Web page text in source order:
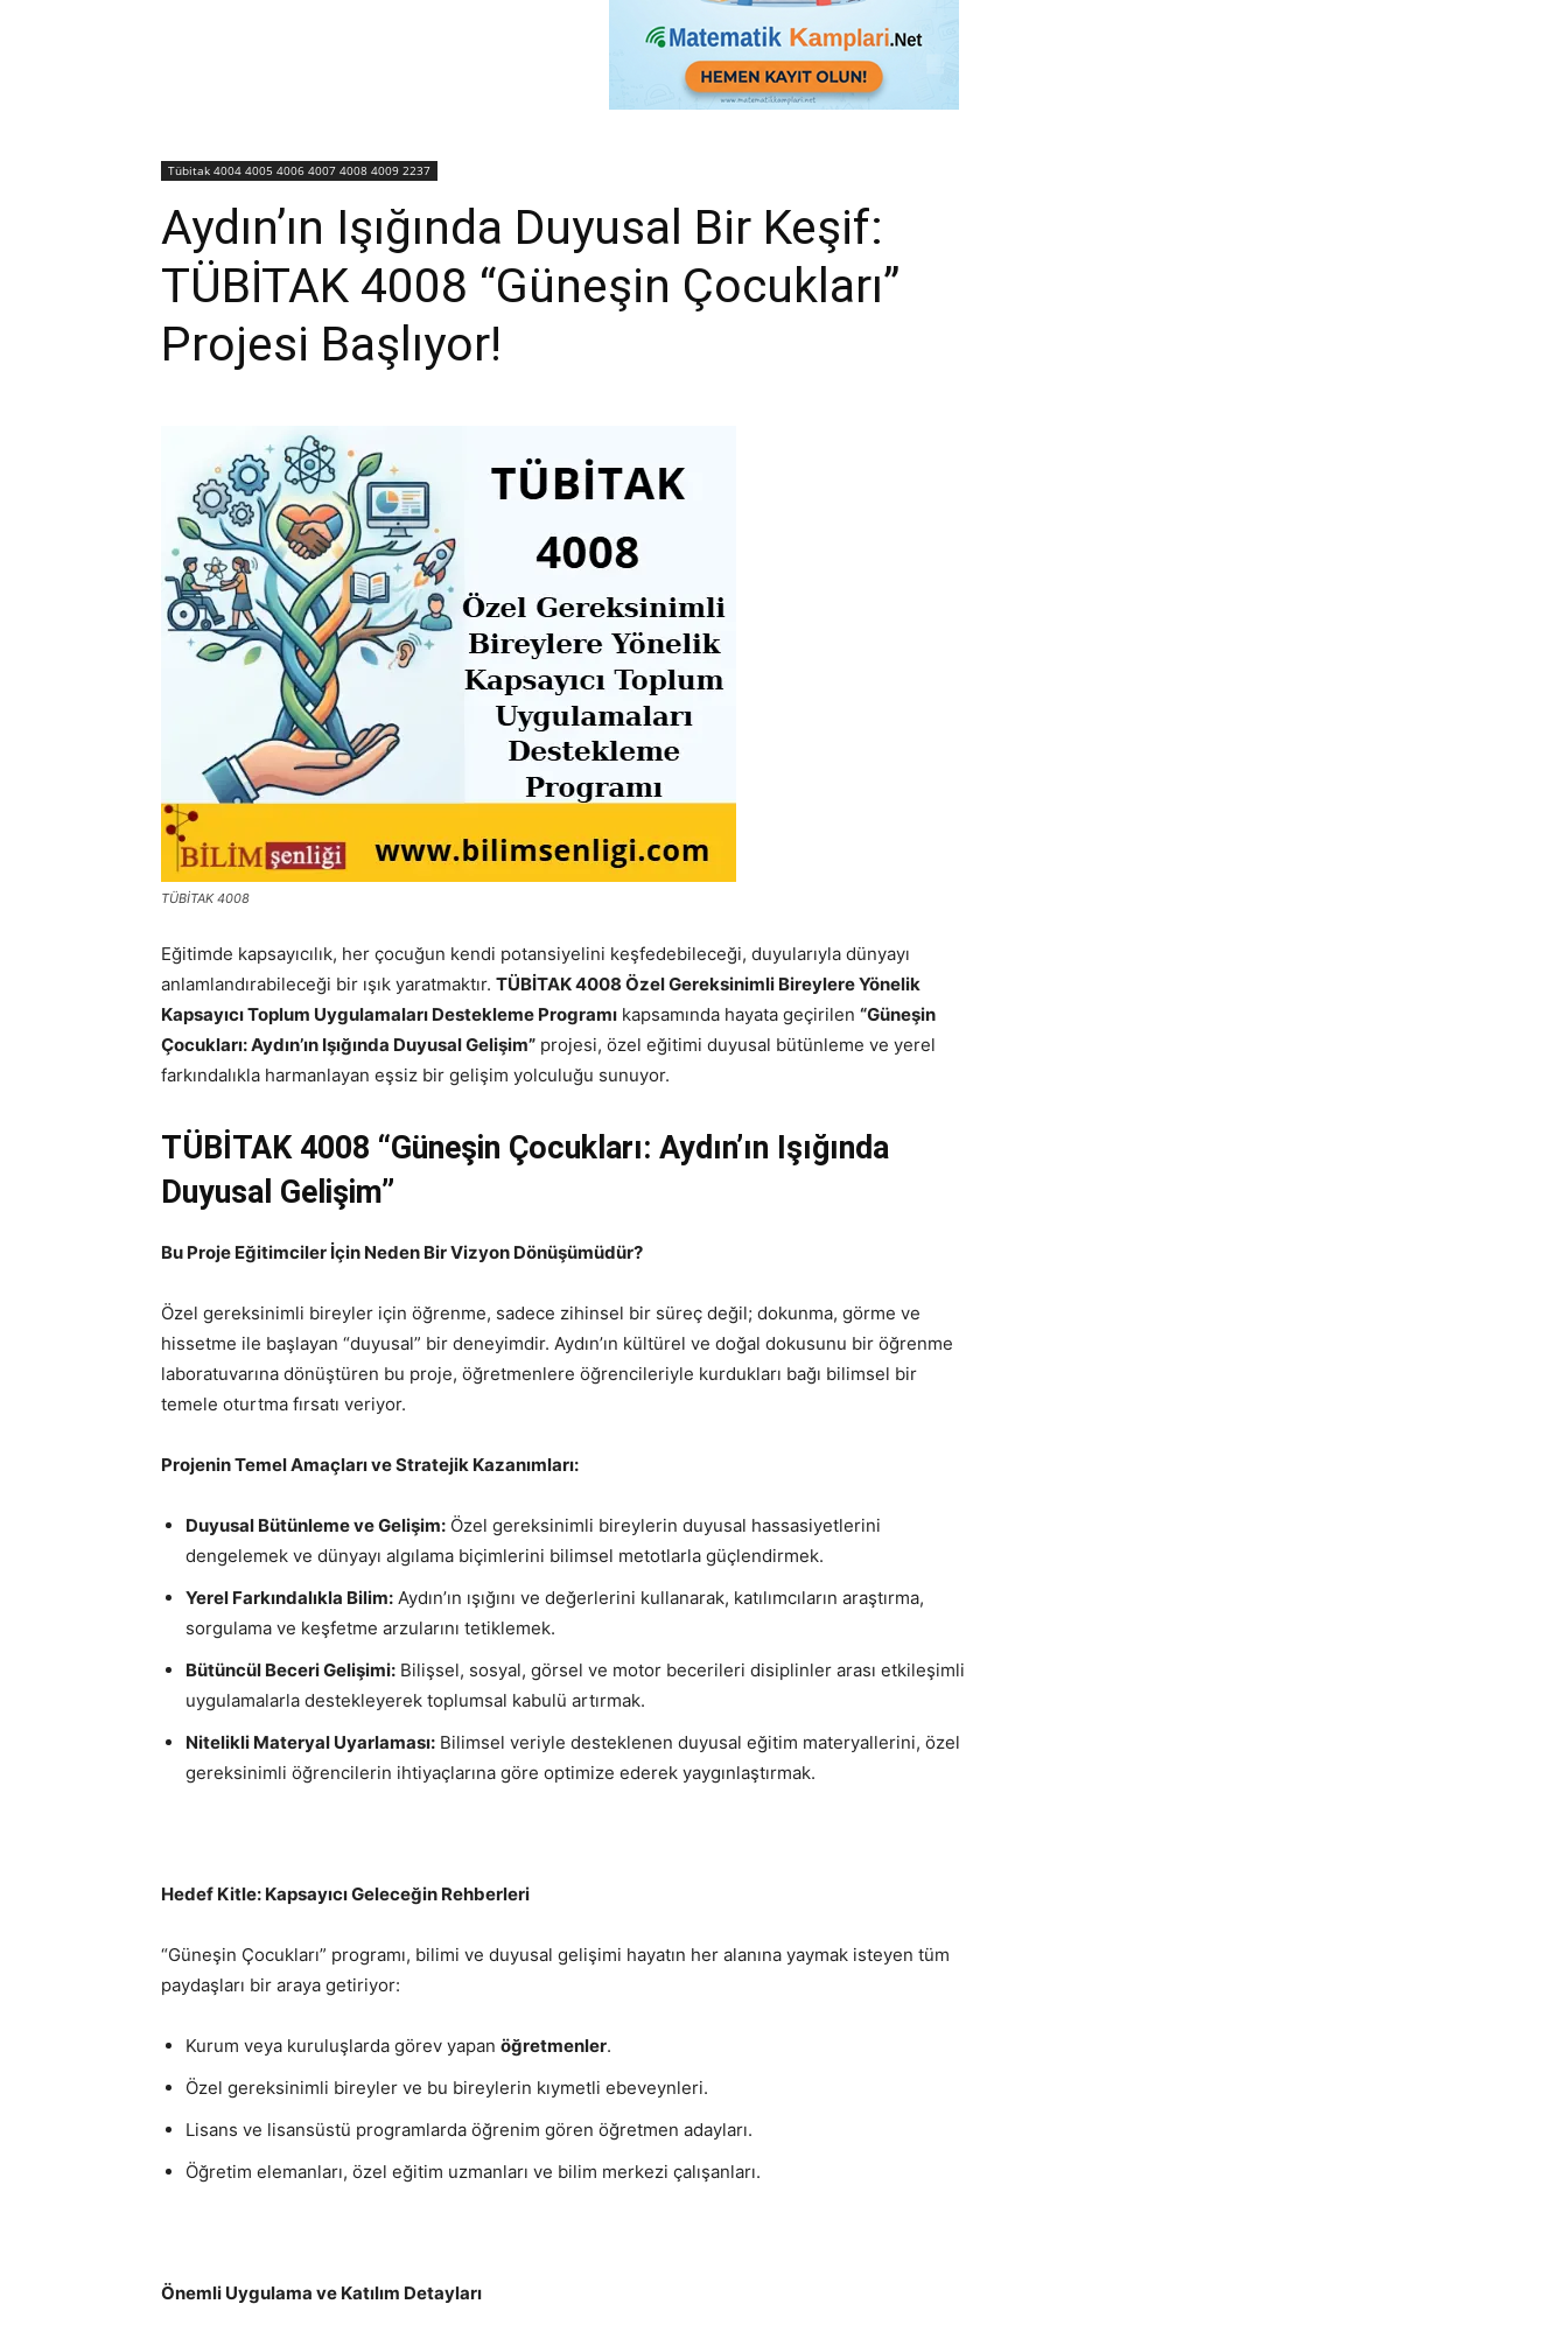
Tübitak 4004 4005 4006 4007 4008 4009 2237
Aydın’ın Işığında Duyusal Bir Keşif:
TÜBİTAK 4008 “Güneşin Çocukları”
Projesi Başlıyor!
TÜBİTAK 4008
Eğitimde kapsayıcılık, her çocuğun kendi potansiyelini keşfedebileceği, duyularıyla dünyayı
anlamlandırabileceği bir ışık yaratmaktır. TÜBİTAK 4008 Özel Gereksinimli Bireylere Yönelik
Kapsayıcı Toplum Uygulamaları Destekleme Programı kapsamında hayata geçirilen “Güneşin
Çocukları: Aydın’ın Işığında Duyusal Gelişim” projesi, özel eğitimi duyusal bütünleme ve yerel
farkındalıkla harmanlayan eşsiz bir gelişim yolculuğu sunuyor.
TÜBİTAK 4008 “Güneşin Çocukları: Aydın’ın Işığında
Duyusal Gelişim”
Bu Proje Eğitimciler İçin Neden Bir Vizyon Dönüşümüdür?
Özel gereksinimli bireyler için öğrenme, sadece zihinsel bir süreç değil; dokunma, görme ve
hissetme ile başlayan “duyusal” bir deneyimdir. Aydın’ın kültürel ve doğal dokusunu bir öğrenme
laboratuvarına dönüştüren bu proje, öğretmenlere öğrencileriyle kurdukları bağı bilimsel bir
temele oturtma fırsatı veriyor.
Projenin Temel Amaçları ve Stratejik Kazanımları:
Duyusal Bütünleme ve Gelişim: Özel gereksinimli bireylerin duyusal hassasiyetlerini
dengelemek ve dünyayı algılama biçimlerini bilimsel metotlarla güçlendirmek.
Yerel Farkındalıkla Bilim: Aydın’ın ışığını ve değerlerini kullanarak, katılımcıların araştırma,
sorgulama ve keşfetme arzularını tetiklemek.
Bütüncül Beceri Gelişimi: Bilişsel, sosyal, görsel ve motor becerileri disiplinler arası etkileşimli
uygulamalarla destekleyerek toplumsal kabulü artırmak.
Nitelikli Materyal Uyarlaması: Bilimsel veriyle desteklenen duyusal eğitim materyallerini, özel
gereksinimli öğrencilerin ihtiyaçlarına göre optimize ederek yaygınlaştırmak.
Hedef Kitle: Kapsayıcı Geleceğin Rehberleri
“Güneşin Çocukları” programı, bilimi ve duyusal gelişimi hayatın her alanına yaymak isteyen tüm
paydaşları bir araya getiriyor:
Kurum veya kuruluşlarda görev yapan öğretmenler.
Özel gereksinimli bireyler ve bu bireylerin kıymetli ebeveynleri.
Lisans ve lisansüstü programlarda öğrenim gören öğretmen adayları.
Öğretim elemanları, özel eğitim uzmanları ve bilim merkezi çalışanları.
Önemli Uygulama ve Katılım Detayları